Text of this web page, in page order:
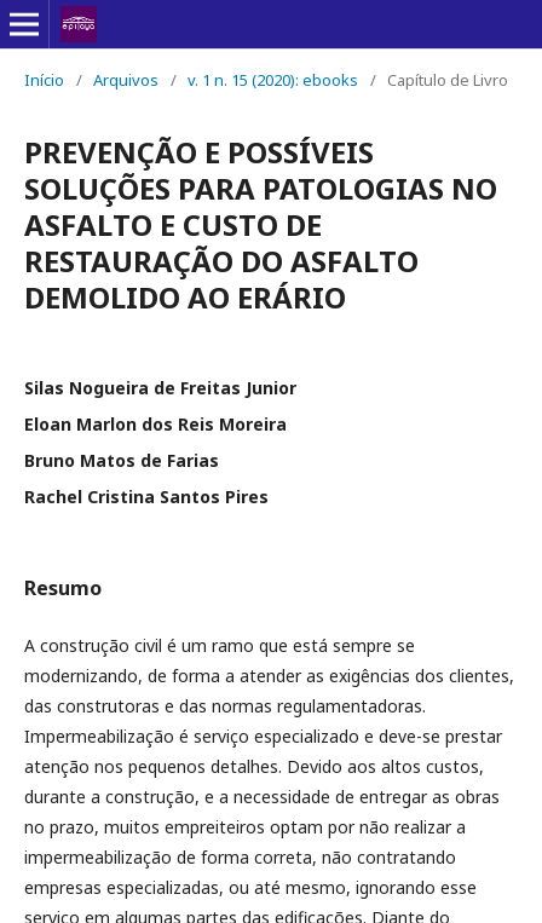
Início / Arquivos / v. 1 n. 15 (2020): ebooks / Capítulo de Livro
PREVENÇÃO E POSSÍVEIS
SOLUÇÕES PARA PATOLOGIAS NO
ASFALTO E CUSTO DE
RESTAURAÇÃO DO ASFALTO
DEMOLIDO AO ERÁRIO
Silas Nogueira de Freitas Junior
Eloan Marlon dos Reis Moreira
Bruno Matos de Farias
Rachel Cristina Santos Pires
Resumo
A construção civil é um ramo que está sempre se
modernizando, de forma a atender as exigências dos clientes,
das construtoras e das normas regulamentadoras.
Impermeabilização é serviço especializado e deve-se prestar
atenção nos pequenos detalhes. Devido aos altos custos,
durante a construção, e a necessidade de entregar as obras
no prazo, muitos empreiteiros optam por não realizar a
impermeabilização de forma correta, não contratando
empresas especializadas, ou até mesmo, ignorando esse
serviço em algumas partes das edificações. Diante do